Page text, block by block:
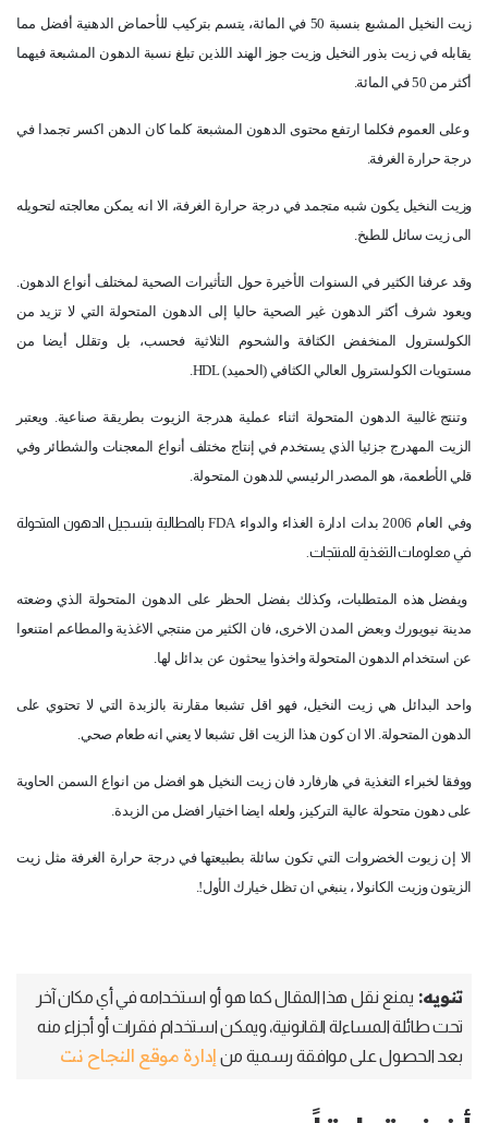
زيت النخيل المشبع بنسبة 50 في المائة، يتسم بتركيب للأحماض الدهنية أفضل مما
يقابله في زيت بذور النخيل وزيت جوز الهند اللذين تبلغ نسبة الدهون المشبعة فيهما
أكثر من 50 في المائة.
وعلى العموم فكلما ارتفع محتوى الدهون المشبعة كلما كان الدهن اكسر تجمدا في
درجة حرارة الغرفة.
وزيت النخيل يكون شبه متجمد في درجة حرارة الغرفة، الا انه يمكن معالجته لتحويله
الى زيت سائل للطبخ.
وقد عرفنا الكثير في السنوات الأخيرة حول التأثيرات الصحية لمختلف أنواع الدهون.
ويعود شرف أكثر الدهون غير الصحية حاليا إلى الدهون المتحولة التي لا تزيد من
الكولسترول المنخفض الكثافة والشحوم الثلاثية فحسب، بل وتقلل أيضا من
مستويات الكولسترول العالي الكثافي (الحميد)HDL
.
وتنتج غالبية الدهون المتحولة اثناء عملية هدرجة الزيوت بطريقة صناعية. ويعتبر
الزيت المهدرج جزئيا الذي يستخدم في إنتاج مختلف أنواع المعجنات والشطائر وفي
قلي الأطعمة، هو المصدر الرئيسي للدهون المتحولة.
وفي العام 2006 بدات ادارة الغذاء والدواء FDA بالمطالبة بتسجيل الدهون المتحولة
في معلومات التغذية للمنتجات.
ويفضل هذه المتطلبات، وكذلك بفضل الحظر على الدهون المتحولة الذي وضعته
مدينة نيويورك وبعض المدن الاخرى، فان الكثير من منتجي الاغذية والمطاعم امتنعوا
عن استخدام الدهون المتحولة واخذوا يبحثون عن بدائل لها.
واحد البدائل هي زيت النخيل، فهو اقل تشبعا مقارنة بالزبدة التي لا تحتوي على
الدهون المتحولة. الا ان كون هذا الزيت اقل تشبعا لا يعني انه طعام صحي.
ووفقا لخبراء التغذية في هارفارد فان زيت النخيل هو افضل من انواع السمن الحاوية
على دهون متحولة عالية التركيز، ولعله ايضا اختيار افضل من الزبدة.
الا إن زيوت الخضروات التي تكون سائلة بطبيعتها في درجة حرارة الغرفة مثل زيت
الزيتون وزيت الكانولا ، ينبغي ان تظل خيارك الأول!.
تنويه: يمنع نقل هذا المقال كما هو أو استخدامه في أي مكان آخر
تحت طائلة المساءلة القانونية، ويمكن استخدام فقرات أو أجزاء منه
بعد الحصول على موافقة رسمية من إدارة موقع النجاح نت